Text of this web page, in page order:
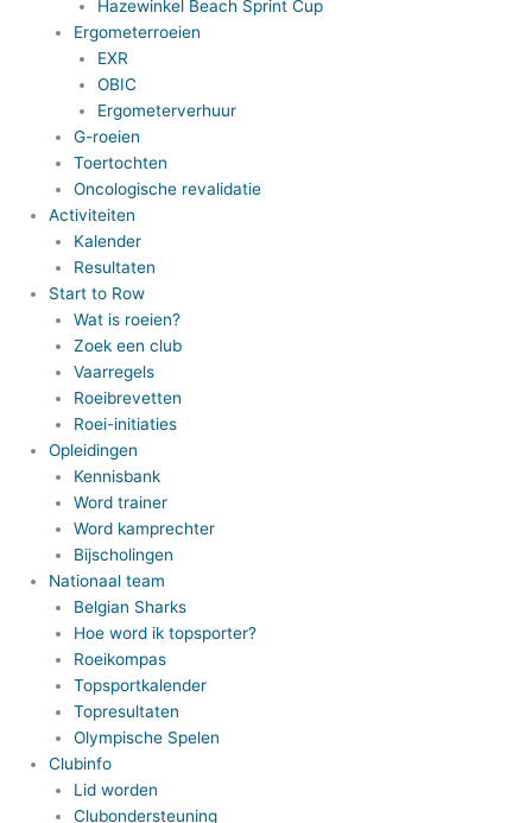
Hazewinkel Beach Sprint Cup
Ergometerroeien
EXR
OBIC
Ergometerverhuur
G-roeien
Toertochten
Oncologische revalidatie
Activiteiten
Kalender
Resultaten
Start to Row
Wat is roeien?
Zoek een club
Vaarregels
Roeibrevetten
Roei-initiaties
Opleidingen
Kennisbank
Word trainer
Word kamprechter
Bijscholingen
Nationaal team
Belgian Sharks
Hoe word ik topsporter?
Roeikompas
Topsportkalender
Topresultaten
Olympische Spelen
Clubinfo
Lid worden
Clubondersteuning